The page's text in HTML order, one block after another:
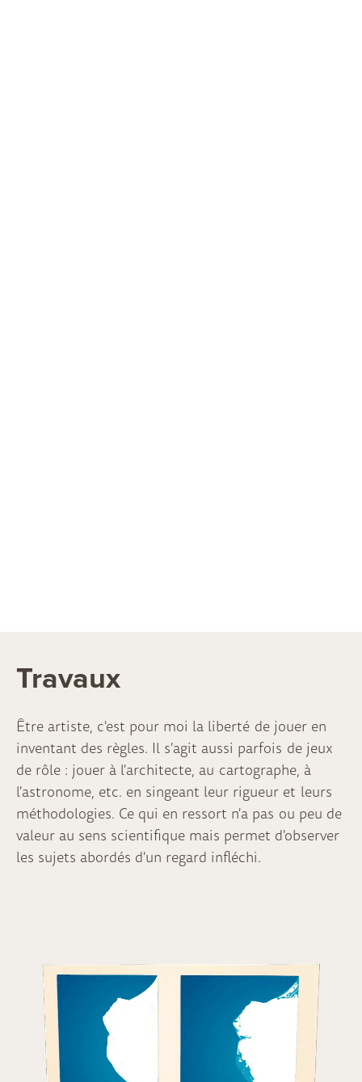
Travaux
Être artiste, c'est pour moi la liberté de jouer en
inventant des règles. Il s'agit aussi parfois de jeux
de rôle : jouer à l'architecte, au cartographe, à
l'astronome, etc. en singeant leur rigueur et leurs
méthodologies. Ce qui en ressort n'a pas ou peu de
valeur au sens scientifique mais permet d'observer
les sujets abordés d'un regard infléchi.